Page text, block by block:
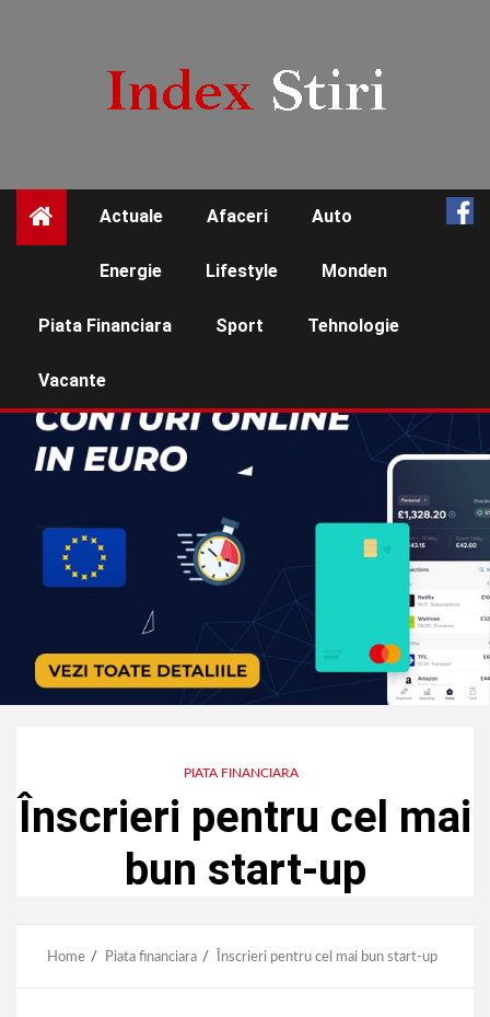
Actuale Afaceri Auto
Energie Lifestyle Monden
Piata Financiara Sport Tehnologie
Vacante
PIATA FINANCIARA
Înscrieri pentru cel mai
bun start-up
Home Piata financiara Înscrieri pentru cel mai bun start-up